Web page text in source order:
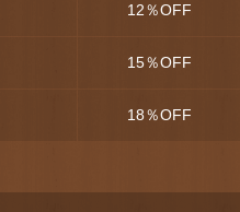
12％OFF
15％OFF
18％OFF